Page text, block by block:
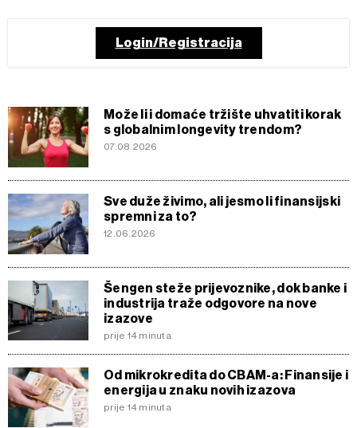
Login/Registracija
Može li i domaće tržište uhvatiti korak
s globalnim longevity trendom?
07.08.2026
Sve duže živimo, ali jesmo li finansijski
spremni za to?
12.06.2026
Šengen steže prijevoznike, dok banke i
industrija traže odgovore na nove
izazove
prije 14 minuta
Od mikrokredita do CBAM-a: Finansije i
energija u znaku novih izazova
prije 14 minuta